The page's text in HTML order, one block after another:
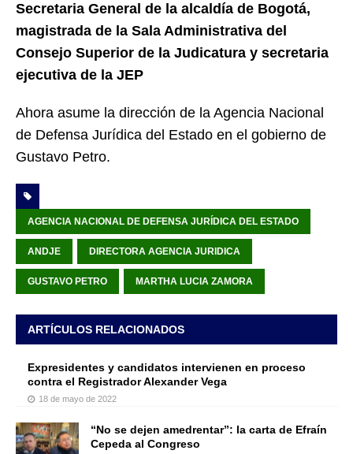
Secretaria General de la alcaldía de Bogotá,
magistrada de la Sala Administrativa del
Consejo Superior de la Judicatura y secretaria
ejecutiva de la JEP​
Ahora asume la dirección de la Agencia Nacional
de Defensa Jurídica del Estado en el gobierno de
Gustavo Petro.
AGENCIA NACIONAL DE DEFENSA JURÍDICA DEL ESTADO
ANDJE DIRECTORA AGENCIA JURIDICA
GUSTAVO PETRO MARTHA LUCIA ZAMORA
ARTÍCULOS RELACIONADOS
Expresidentes y candidatos intervienen en proceso
contra el Registrador Alexander Vega
18 de mayo de 2022
“No se dejen amedrentar”: la carta de Efraín
Cepeda al Congreso